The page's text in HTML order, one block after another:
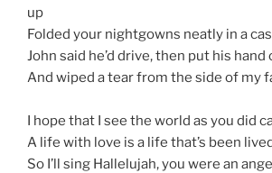
up
Folded your nightgowns neatly in a
John said he’d drive, then put his hand
And wiped a tear from the side of my
I hope that I see the world as you did
A life with love is a life that’s been
So I’ll sing Hallelujah, you were an